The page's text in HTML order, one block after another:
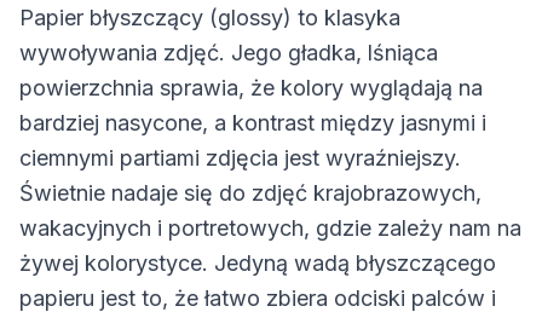
Papier błyszczący (glossy) to klasyka
wywoływania zdjęć. Jego gładka, lśniąca
powierzchnia sprawia, że kolory wyglądają na
bardziej nasycone, a kontrast między jasnymi i
ciemnymi partiami zdjęcia jest wyraźniejszy.
Świetnie nadaje się do zdjęć krajobrazowych,
wakacyjnych i portretowych, gdzie zależy nam na
żywej kolorystyce. Jedyną wadą błyszczącego
papieru jest to, że łatwo zbiera odciski palców i